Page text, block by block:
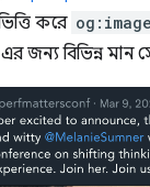
করে og:image
এর জন্য বিভিন্ন মান